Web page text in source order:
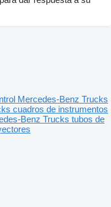
Mercedes-Benz Trucks
cuadros de instrumentos
Benz Trucks tubos de